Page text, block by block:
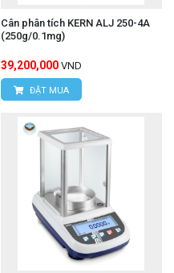
Cân phân tích KERN ALJ 250-4A
(250g/0.1mg)
39,200,000 VND
ĐẶT MUA